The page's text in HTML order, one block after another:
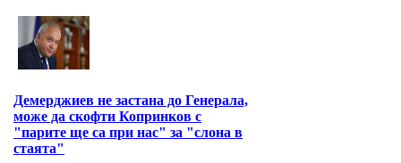
Демерджиев не застана до Генерала,
може да скофти Копринков с
"парите ще са при нас" за "слона в
стаята"